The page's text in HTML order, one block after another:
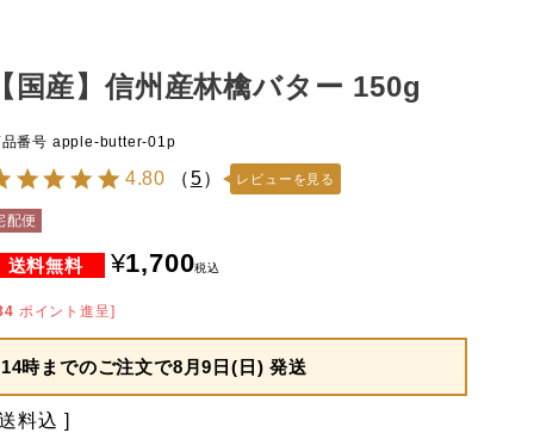
国産】信州産林檎バター 150g
番号 apple-butter-01p
4.80 （5） レビューを見る
配便
¥1,700税込
ポイント進呈]
14時までのご注文で8月9日(日) 発送
料込